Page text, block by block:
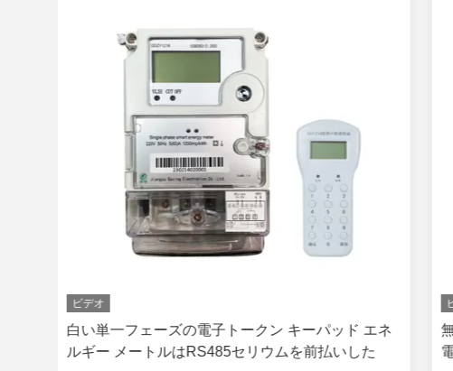
ビデオ
白い単一フェーズの電子トークン キーパッド エネ
ルギー メートルはRS485セリウムを前払いした